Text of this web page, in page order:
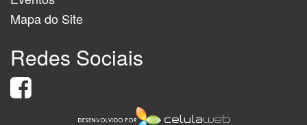
Mapa do Site
Redes Sociais